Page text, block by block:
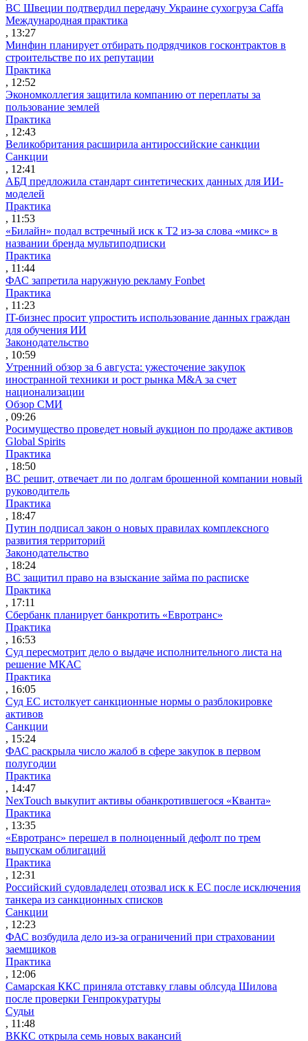
ВС Швеции подтвердил передачу Украине сухогруза Caffa
Международная практика
, 13:27
Минфин планирует отбирать подрядчиков госконтрактов в
строительстве по их репутации
Практика
, 12:52
Экономколлегия защитила компанию от переплаты за
пользование землей
Практика
, 12:43
Великобритания расширила антироссийские санкции
Санкции
, 12:41
АБД предложила стандарт синтетических данных для ИИ-
моделей
Практика
, 11:53
«Билайн» подал встречный иск к Т2 из-за слова «микс» в
названии бренда мультиподписки
Практика
, 11:44
ФАС запретила наружную рекламу Fonbet
Практика
, 11:23
IT-бизнес просит упростить использование данных граждан
для обучения ИИ
Законодательство
, 10:59
Утренний обзор за 6 августа: ужесточение закупок
иностранной техники и рост рынка M&A за счет
национализации
Обзор СМИ
, 09:26
Росимущество проведет новый аукцион по продаже активов
Global Spirits
Практика
, 18:50
ВС решит, отвечает ли по долгам брошенной компании новый
руководитель
Практика
, 18:47
Путин подписал закон о новых правилах комплексного
развития территорий
Законодательство
, 18:24
ВС защитил право на взыскание займа по расписке
Практика
, 17:11
Сбербанк планирует банкротить «Евротранс»
Практика
, 16:53
Суд пересмотрит дело о выдаче исполнительного листа на
решение МКАС
Практика
, 16:05
Суд ЕС истолкует санкционные нормы о разблокировке
активов
Санкции
, 15:24
ФАС раскрыла число жалоб в сфере закупок в первом
полугодии
Практика
, 14:47
NexTouch выкупит активы обанкротившегося «Кванта»
Практика
, 13:35
«Евротранс» перешел в полноценный дефолт по трем
выпускам облигаций
Практика
, 12:31
Российский судовладелец отозвал иск к ЕС после исключения
танкера из санкционных списков
Санкции
, 12:23
ФАС возбудила дело из-за ограничений при страховании
заемщиков
Практика
, 12:06
Самарская ККС приняла отставку главы облсуда Шилова
после проверки Генпрокуратуры
Судьи
, 11:48
ВККС открыла семь новых вакансий